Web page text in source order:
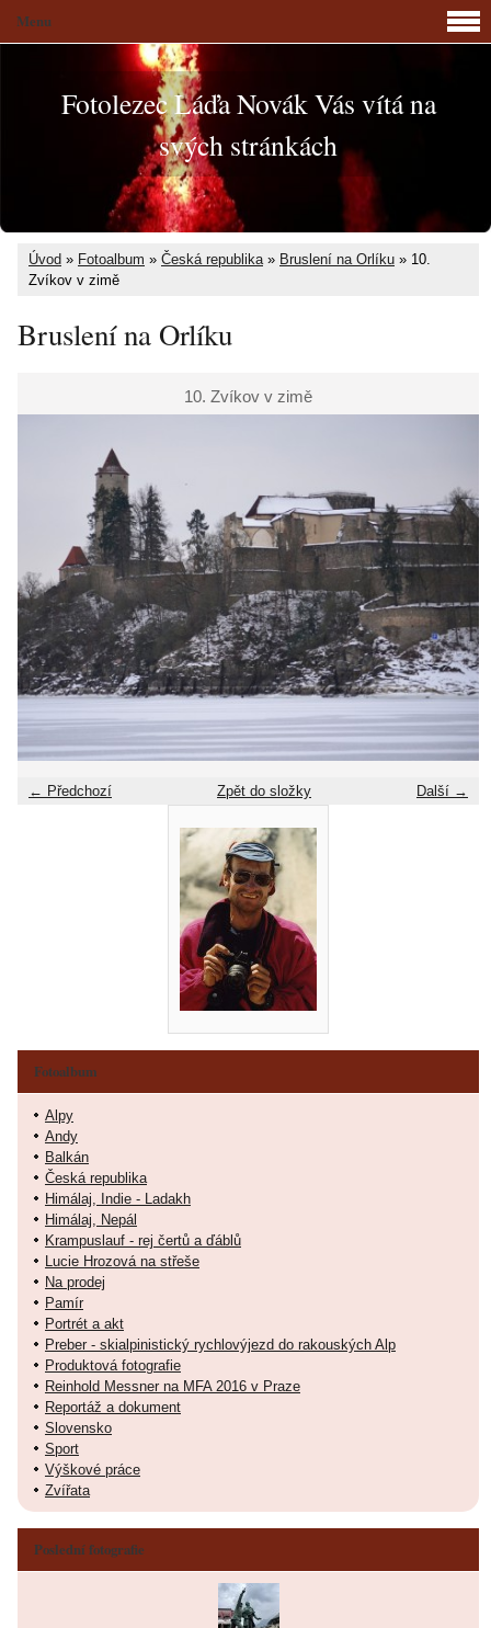
Fotolezec Láďa Novák Vás vítá na
svých stránkách
Úvod » Fotoalbum » Česká republika» Bruslení na Orlíku » 10.
Zvíkov v zimě
Bruslení na Orlíku
10. Zvíkov v zimě
← Předchozí Další →
Zpět do složky
Menu
Fotoalbum
Alpy
Andy
Balkán
Česká republika
Himálaj, Indie - Ladakh
Himálaj, Nepál
Krampuslauf - rej čertů a ďáblů
Lucie Hrozová na střeše
Na prodej
Pamír
Portrét a akt
Preber - skialpinistický rychlovýjezd do rakouských Alp
Produktová fotografie
Reinhold Messner na MFA 2016 v Praze
Reportáž a dokument
Slovensko
Sport
Výškové práce
Zvířata
Poslední fotografie